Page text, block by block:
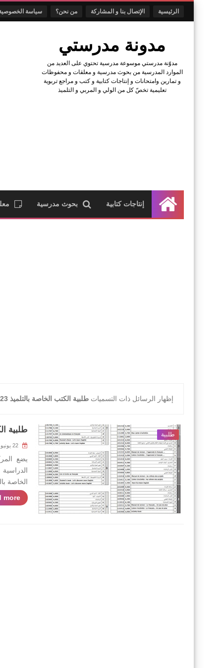
الرئيسية الإتصال بنا و المشاركة من نحن؟ سياسة
مدونة مدرستي
مدوّنة مدرستي موسوعة مدرسية تحتوي على العديد من
الموارد المدرسية من بحوث مدرسية و معلقات و محفوظات
و تمارين وامتحانات و إنتاجات كتابية و كتب و مراجع تربوية
تعليمية تخصّ كل من الولي و المربي و التلميذ
الرئيسية
إنتاجات كتابية بحوث مدرسية
‏إظهار الرسائل ذات التسميات طلبية الكتب الخاصة بالتلميذ 2023-2024
طلبية طلبية
يضع
الخاصة
»